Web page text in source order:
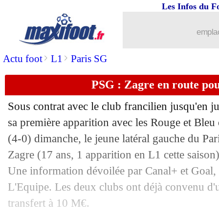
Actu foot> L1 > Paris SG
Les Infos du
PSG : Zagre en route
Sous contrat avec le club francilien jusqu'en
sa première apparition avec les Rouge et
(4-0) dimanche, le jeune latéral gauche du
Zagre (17 ans, 1 apparition en L1 cette
Une information dévoilée par Canal+ et
L'Equipe. Les deux clubs ont déjà convenu
transfert à 10 M€.
: Sakai prolonge jusqu'en 2022
29/08 Bordeaux: Costil prolonge (officiel)
29/08 Dijon: un joueur de la Juve débarque
29/08 Nice : Claude-Maurice arrive aussi
29/08 EdF : Dembélé agace Deschamps
29/08 EdF: Laporte, un retour "logique"
29/08 EdF: Deschamps justifie le choix